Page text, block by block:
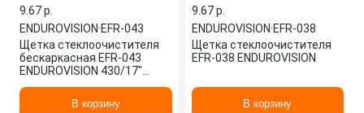
9.67 p.
ENDUROVISION·EFR-043
Щетка стеклоочистителя
бескаркасная EFR-043
ENDUROVISION 430/17"
В корзину
9.67 p.
ENDUROVISION·EFR-038
Щетка стеклоочистителя
EFR-038 ENDUROVISION
В корзину